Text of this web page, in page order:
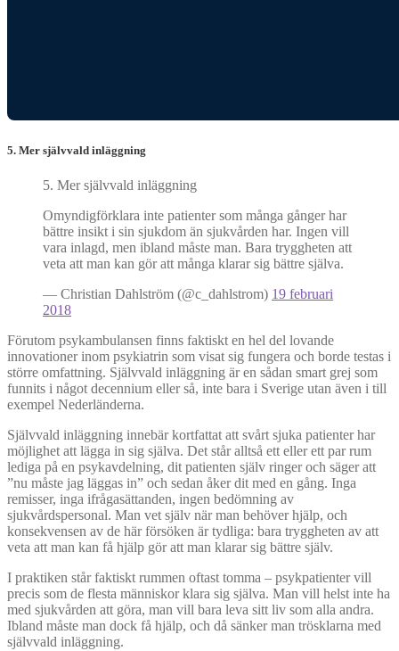
5. Mer självvald inläggning
5. Mer självvald inläggning
Omyndigförklara inte patienter som många gånger har
bättre insikt i sin sjukdom än sjukvården har. Ingen vill
vara inlagd, men ibland måste man. Bara tryggheten att
veta att man kan gör att många klarar sig bättre själva.
— Christian Dahlström (@c_dahlstrom) 19 februari
2018
Förutom psykambulansen finns faktiskt en hel del lovande
innovationer inom psykiatrin som visat sig fungera och borde testas i
större omfattning. Självvald inläggning är en sådan smart grej som
funnits i något decennium eller så, inte bara i Sverige utan även i till
exempel Nederländerna.
Självvald inläggning innebär kortfattat att svårt sjuka patienter har
möjlighet att lägga in sig själva. Det står alltså ett eller ett par rum
lediga på en psykavdelning, dit patienten själv ringer och säger att
”nu måste jag läggas in” och sedan åker dit med en gång. Inga
remisser, inga ifrågasättanden, ingen bedömning av
sjukvårdspersonal. Man vet själv när man behöver hjälp, och
konsekvensen av de här försöken är tydliga: bara tryggheten av att
veta att man kan få hjälp gör att man klarar sig bättre själv.
I praktiken står faktiskt rummen oftast tomma – psykpatienter vill
precis som de flesta människor klara sig själva. Man vill helst inte ha
med sjukvården att göra, man vill bara leva sitt liv som alla andra.
Ibland måste man dock få hjälp, och då sänker man trösklarna med
självvald inläggning.